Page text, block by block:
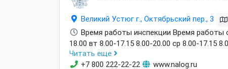
Великий Устюг г., Октябрьский пер., 3
Время работы инспекции Время работы
18.00 вт 8.00-17.15 8.00-20.00 ср 8.00-17.15
и четвертая суббота месяца 10.00-15.00
Читать еще
+7 800 222-22-22
www.nalog.ru